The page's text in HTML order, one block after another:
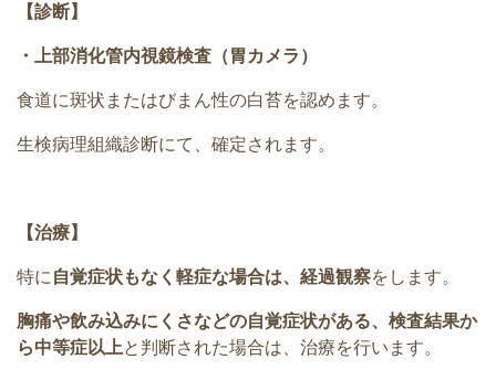
【診断】
・上部消化管内視鏡検査（胃カメラ）
食道に斑状またはびまん性の白苔を認めます。
生検病理組織診断にて、確定されます。
【治療】
特に 自覚症状もなく軽症な場合は、経過観察をします。
胸痛や飲み込みにくさなどの自覚症状がある、検査結果か
ら中等症以上と判断された場合は、治療を行います。